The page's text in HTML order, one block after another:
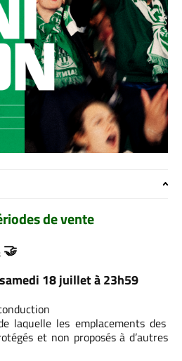
de vente
🤝​
18 juillet à 23h59
laquelle les emplacements des
et non proposés à d’autres